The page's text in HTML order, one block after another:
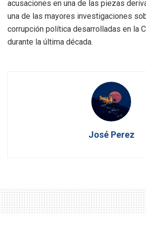
acusaciones en una de las piezas
una de las mayores investigaciones
corrupción política desarrolladas en la
durante la última década.
José Perez